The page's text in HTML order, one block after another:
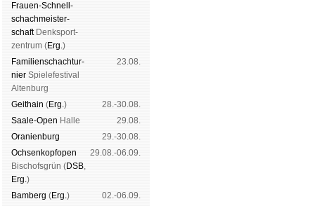
Frauen-Schnell­
schach­meis­ter­
schaftDenk­sport­
zen­trum (Erg.)
Familien­schach­tur­
nier Spiele­fes­ti­val
Al­ten­burg
23.08.
Geit­hain (Erg.)
28.-30.08.
Saale-Open Halle
29.08.
Oranien­burg
29.-30.08.
Och­sen­kopf­open
Bischofs­grün (DSB,
Erg.)
29.08.-06.09.
Bam­berg (Erg.)
02.-06.09.